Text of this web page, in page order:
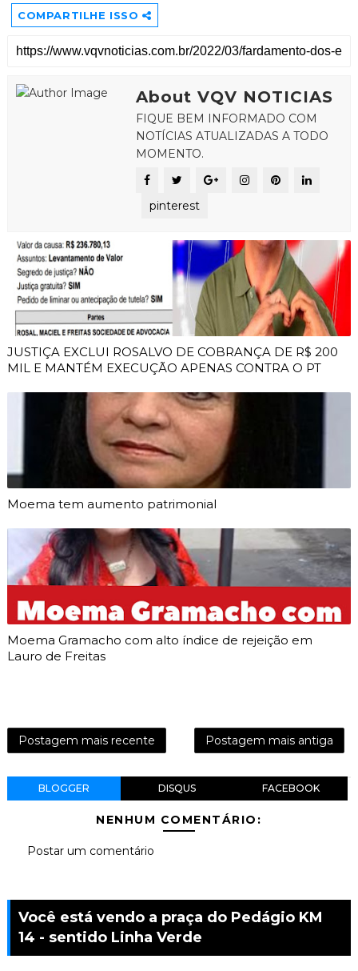
COMPARTILHE ISSO
About VQV NOTICIAS
FIQUE BEM INFORMADO COM
NOTÍCIAS ATUALIZADAS A TODO
MOMENTO.
pinterest
JUSTIÇA EXCLUI ROSALVO DE COBRANÇA DE R$ 200
MIL E MANTÉM EXECUÇÃO APENAS CONTRA O PT
Moema tem aumento patrimonial
Moema Gramacho com alto índice de rejeição em
Lauro de Freitas
Postagem mais recente Postagem mais antiga
BLOGGER DISQUS FACEBOOK
NENHUM COMENTÁRIO:
Postar um comentário
Você está vendo a praça do Pedágio KM
14 - sentido Linha Verde